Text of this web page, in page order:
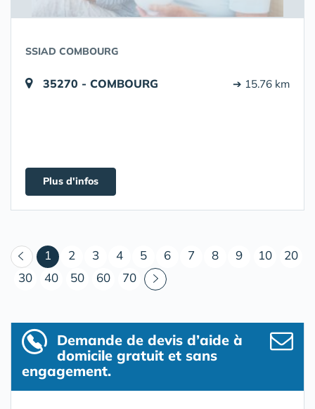
SSIAD COMBOURG
35270 - COMBOURG ➔ 15.76 km
Plus d'infos
1 (courant)
2 3 4 5 6 7 8 9 10
20
30
40 50 60 70
Demande de devis d’aide à
domicile gratuit et sans
engagement.